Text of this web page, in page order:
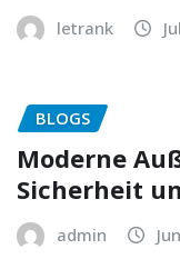
letrank
BLOGS
Moderne
Sicherheit
admin